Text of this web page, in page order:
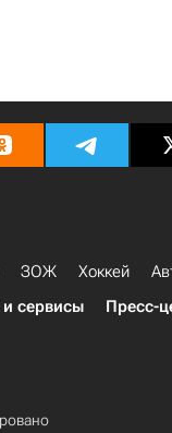
ЗОЖ Хоккей
сервисы Пресс-